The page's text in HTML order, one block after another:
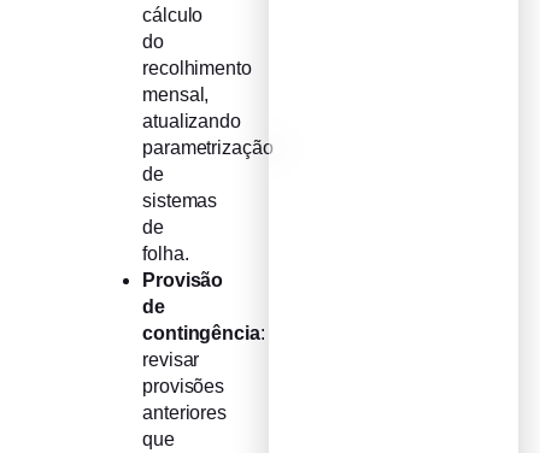
cálculo
do
recolhimento
mensal,
atualizando
parametrização
de
sistemas
de
folha.
Provisão
de
contingência:
revisar
provisões
anteriores
que